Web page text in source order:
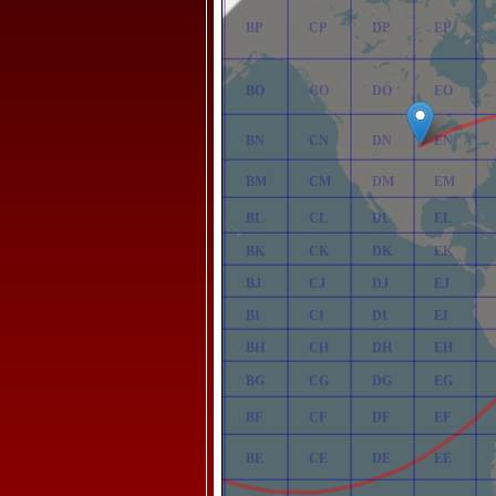
BE
BF
BG
BH
BI
BJ
BK
BL
BM
BN
BO
BP
CE
CF
CG
CH
CI
CJ
CK
CL
CM
CN
CO
CP
DE
DF
DG
DH
DI
DJ
DK
DL
DM
DN
DO
DP
EE
EF
EG
EH
EI
EJ
EK
EL
EM
EN
EO
EP